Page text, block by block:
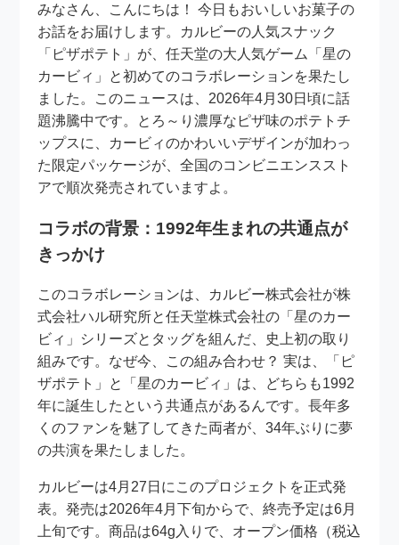
みなさん、こんにちは！ 今日もおいしいお菓子の
お話をお届けします。カルビーの人気スナック
「ピザポテト」が、任天堂の大人気ゲーム「星の
カービィ」と初めてのコラボレーションを果たし
ました。このニュースは、2026年4月30日頃に話
題沸騰中です。とろ～り濃厚なピザ味のポテトチ
ップスに、カービィのかわいいデザインが加わっ
た限定パッケージが、全国のコンビニエンススト
アで順次発売されていますよ。
コラボの背景：1992年生まれの共通点が
きっかけ
このコラボレーションは、カルビー株式会社が株
式会社ハル研究所と任天堂株式会社の「星のカー
ビィ」シリーズとタッグを組んだ、史上初の取り
組みです。なぜ今、この組み合わせ？ 実は、「ピ
ザポテト」と「星のカービィ」は、どちらも1992
年に誕生したという共通点があるんです。長年多
くのファンを魅了してきた両者が、34年ぶりに夢
の共演を果たしました。
カルビーは4月27日にこのプロジェクトを正式発
表。発売は2026年4月下旬からで、終売予定は6月
上旬です。商品は64g入りで、オープン価格（税込